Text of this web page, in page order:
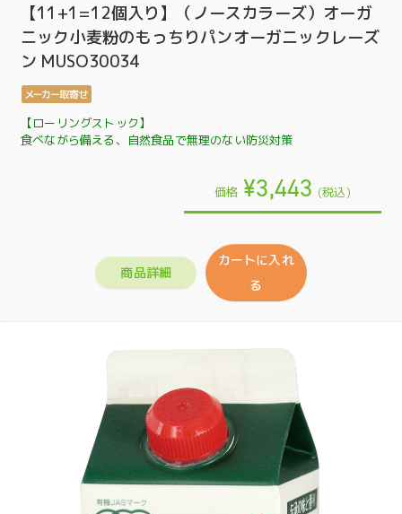
【11+1=12個入り】（ノースカラーズ）オーガ
ニック小麦粉のもっちりパンオーガニックレーズ
ン MUSO30034
【ローリングストック】
食べながら備える、自然食品で無理のない防災対策
価格 ¥3,443 (税込)
商品詳細
カートに入れ
る